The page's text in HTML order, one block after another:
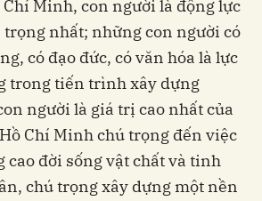
Minh, con người là động lực
nhất; những con người có
có đạo đức, có văn hóa là lực
trong tiến trình xây dựng
người là giá trị cao nhất của
Chí Minh chú trọng đến việc
cao đời sống vật chất và tinh
chú trọng xây dựng một nền